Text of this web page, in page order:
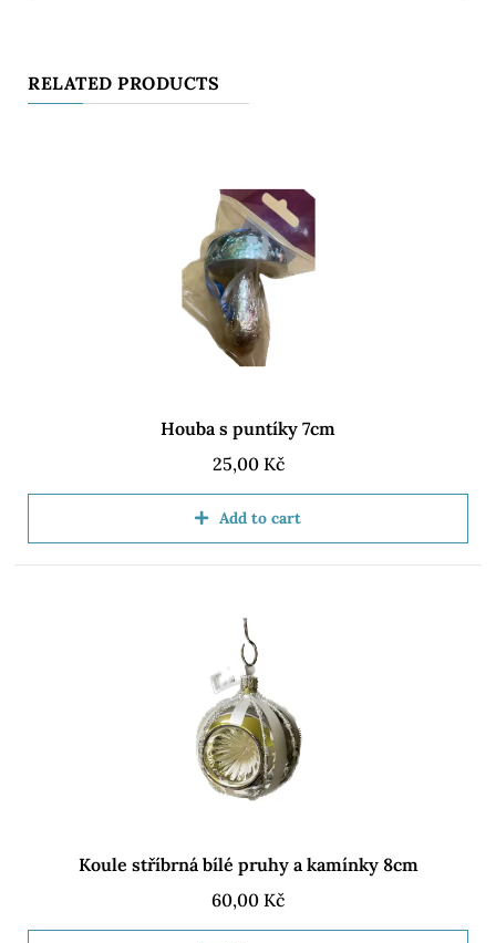
RELATED PRODUCTS
Houba s puntíky 7cm
25,00 Kč
Add to cart
Koule stříbrná bílé pruhy a kamínky 8cm
60,00 Kč